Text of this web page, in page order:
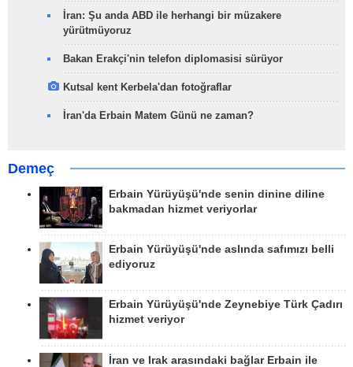
İran: Şu anda ABD ile herhangi bir müzakere
yürütmüyoruz
Bakan Erakçi'nin telefon diplomasisi sürüyor
Kutsal kent Kerbela'dan fotoğraflar
İran'da Erbain Matem Günü ne zaman?
Demeç
Erbain Yürüyüşü'nde senin dinine diline
bakmadan hizmet veriyorlar
Erbain Yürüyüşü'nde aslında safımızı belli
ediyoruz
Erbain Yürüyüşü'nde Zeynebiye Türk Çadırı
hizmet veriyor
İran ve Irak arasındaki bağlar Erbain ile